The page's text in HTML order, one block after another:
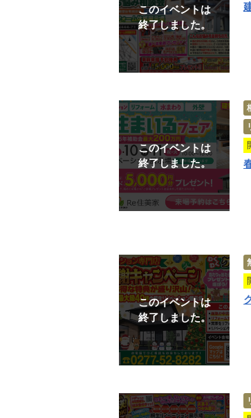
このイベントは
終了しました。
このイベントは
終了しました。
このイベントは
終了しました。